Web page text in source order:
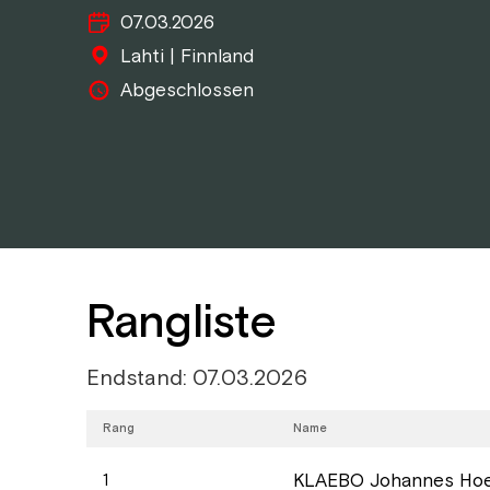
07.03.2026
Lahti | Finnland
Abgeschlossen
Rangliste
Endstand: 07.03.2026
Rang Name
1 KLAEBO Johannes